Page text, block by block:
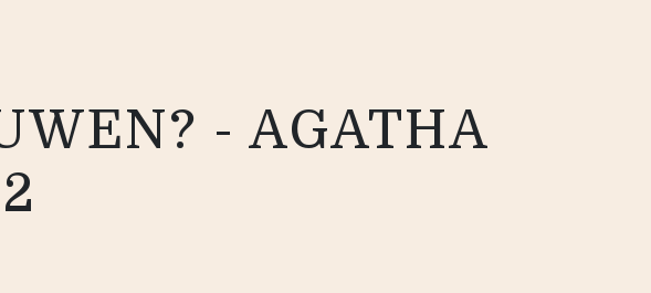
- AGATHA